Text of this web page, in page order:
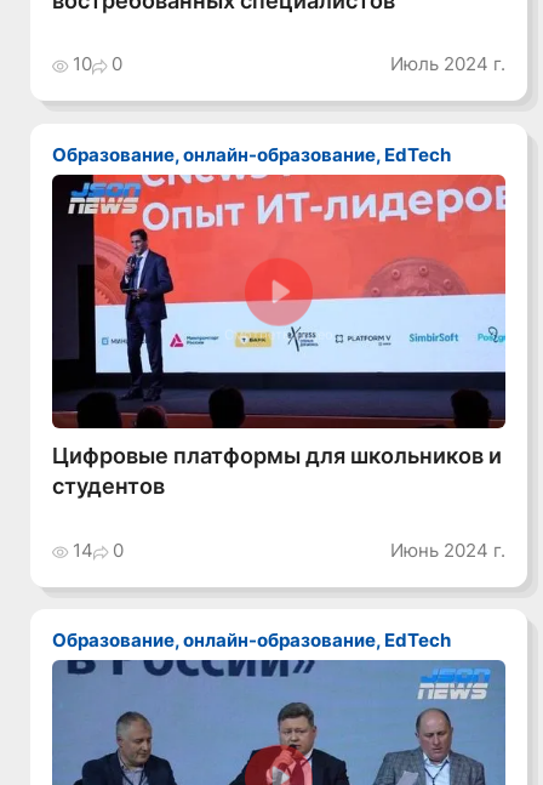
10 0 Июль 2024 г.
Образование, онлайн-образование, EdTech
Смотреть видео
Цифровые платформы для школьников и
студентов
14 0 Июнь 2024 г.
Образование, онлайн-образование, EdTech